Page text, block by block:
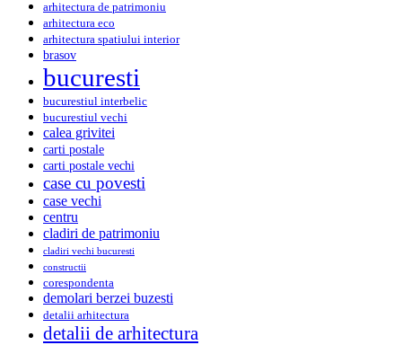
arhitectura de patrimoniu
arhitectura eco
arhitectura spatiului interior
brasov
bucuresti
bucurestiul interbelic
bucurestiul vechi
calea grivitei
carti postale
carti postale vechi
case cu povesti
case vechi
centru
cladiri de patrimoniu
cladiri vechi bucuresti
constructii
corespondenta
demolari berzei buzesti
detalii arhitectura
detalii de arhitectura